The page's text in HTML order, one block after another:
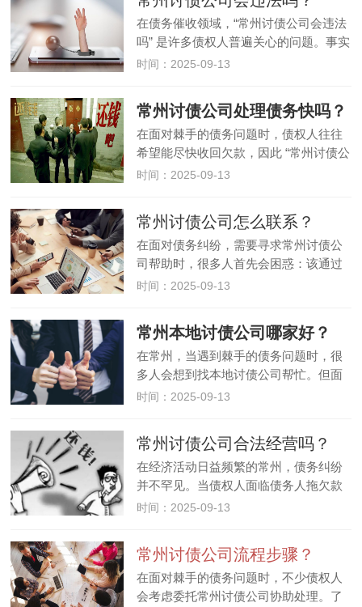
在债务催收领域，“常州讨债公司会违法
吗” 是许多债权人普遍关心的问题。事实
上，常州讨债公司的行为是否合法，与
线，而正规机构则能在法律框…
时间：2025-09-13
常州讨债公司处理债务快吗？
在面对棘手的债务问题时，债权人往往
希望能尽快收回欠款，因此 “常州讨债公
司处理债务快吗” 成为许多人关心的焦
响，可能快至几天，也可能长达…
时间：2025-09-13
常州讨债公司怎么联系？
在面对债务纠纷，需要寻求常州讨债公
司帮助时，很多人首先会困惑：该通过
什么方式联系到这些公司？其实，联系
为你详细介绍常见的联系途径，以及…
时间：2025-09-13
常州本地讨债公司哪家好？
在常州，当遇到棘手的债务问题时，很
多人会想到找本地讨债公司帮忙。但面
对市场上众多的常州讨债公司，不少人
个维度综合考量，而非单纯看宣传力…
时间：2025-09-13
常州讨债公司合法经营吗？
在经济活动日益频繁的常州，债务纠纷
并不罕见。当债权人面临债务人拖欠款
项，自行催收无果时，可能会考虑寻求
司能合法经营吗？从法律层面来看，…
时间：2025-09-13
常州讨债公司流程步骤？
在面对棘手的债务问题时，不少债权人
会考虑委托常州讨债公司协助处理。了